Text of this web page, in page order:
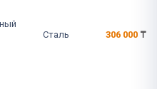
Сталь 306 000 ₸